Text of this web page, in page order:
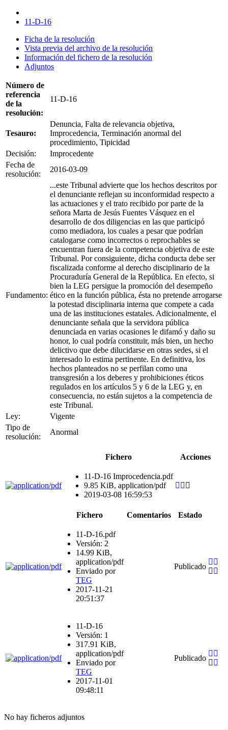
11-D-16
Ficha de la resolución
Vista previa del archivo de la resolución
Información del fichero de la resolución
Adjuntos
Número de
referencia
de la
resolución:
11-D-16
Tesauro:
Denuncia, Falta de relevancia objetiva,
Improcedencia, Terminación anormal del
procedimiento, Tipicidad
Decisión:
Improcedente
Fecha de
resolución:
2016-03-09
Fundamento:
...este Tribunal advierte que los hechos descritos por
el denunciante reflejan su inconformidad respecto a
las actuaciones y el trato recibido por parte de la
señora Marta de Jesús Fuentes Vásquez en el
desarrollo de dos diligencias en las que participó
como mediadora, los cuales a pesar que podrían
catalogarse como incorrectos o reprochables se
encuentran fuera de la competencia objetiva de este
Tribunal. Por consiguiente, dicha conducta debe ser
fiscalizada conforme al derecho disciplinario de la
Procuraduría General de la República. En efecto, si
bien la LEG persigue la promoción del desempeño
ético en la función pública, ésta no pretende arrogarse
la potestad disciplinaria interna que compete a cada
una de las instituciones estatales. Adicionalmente, el
denunciante señala que la servidora pública
denunciada en varias ocasiones le difamó y daño su
honor, lo cual podría constituir, más bien, un hecho
delictivo que debe dilucidarse en otras sedes, si el
interesado lo estima pertinente. En definitiva, los
hechos planteados no se perfilan como una
transgresión a los deberes y prohibiciones éticos
regulados en los artículos 5 y 6 de la LEG y, en
consecuencia, no están sujetos a la competencia de
este Tribunal.
Ley:
Vigente
Tipo de
resolución:
Anormal
Fichero Acciones
11-D-16 Improcedencia.pdf
9.85 KiB, application/pdf
2019-03-08 16:59:53
Fichero Comentarios Estado
11-D-16.pdf
Versión: 2
14.99 KiB,
application/pdf
Enviado por
TEG
2017-11-21
20:51:37
Publicado
11-D-16
Versión: 1
317.91 KiB,
application/pdf
Enviado por
TEG
2017-11-01
09:48:11
Publicado
No hay ficheros adjuntos